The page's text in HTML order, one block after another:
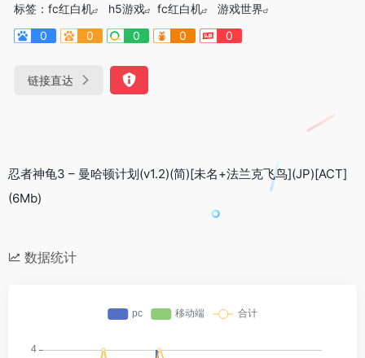
标签： fc红白机 h5游戏 fc红白机
游戏世界
0
0 0 0 0
链接直达
忍者神龟3 – 曼哈顿计划(v1.2)(简)[未名+法兰克飞鸟](JP)[ACT]
(6Mb)
数据统计